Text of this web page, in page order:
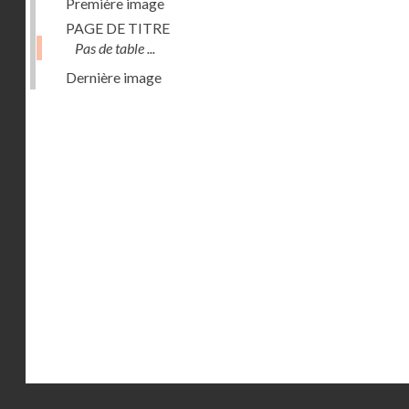
PAGE DE TITRE
Pas de table ...
Dernière image